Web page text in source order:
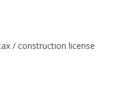
/ construction license